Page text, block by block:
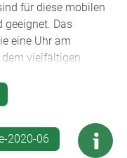
für diese mobilen
geeignet. Das
eine Uhr am
vielfältigen
Hals mit Umhänge-
mit einem
Die
Größen, mit
2020-06